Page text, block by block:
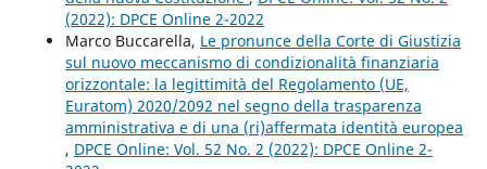
(2022): DPCE Online 2-2022
Marco Buccarella, Le pronunce della Corte di Giustizia
sul nuovo meccanismo di condizionalità finanziaria
orizzontale: la legittimità del Regolamento (UE,
Euratom) 2020/2092 nel segno della trasparenza
amministrativa e di una (ri)affermata identità europea
, DPCE Online: Vol. 52 No. 2 (2022): DPCE Online 2-